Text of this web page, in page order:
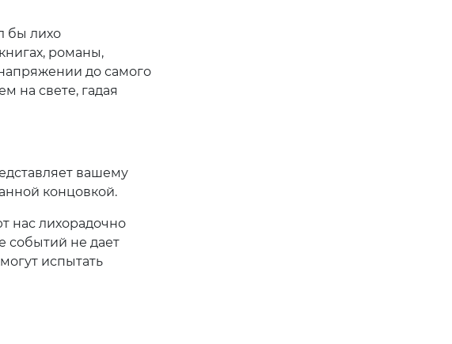
бы лихо
романы,
до самого
на свете, гадая
вашему
концовкой.
нас лихорадочно
событий не дает
испытать